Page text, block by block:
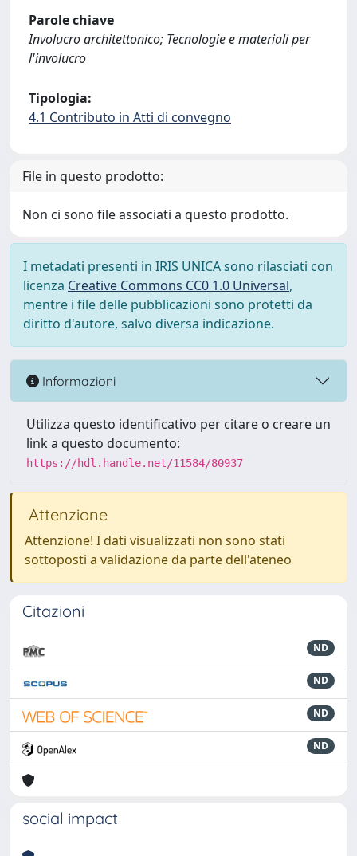
Parole chiave
Involucro architettonico; Tecnologie e materiali per
l'involucro
Tipologia:
4.1 Contributo in Atti di convegno
File in questo prodotto:
Non ci sono file associati a questo prodotto.
I metadati presenti in IRIS UNICA sono rilasciati con
licenza Creative Commons CC0 1.0 Universal,
mentre i file delle pubblicazioni sono protetti da
diritto d'autore, salvo diversa indicazione.
Informazioni
Utilizza questo identificativo per citare o creare un
link a questo documento:
https://hdl.handle.net/11584/80937
Attenzione
Attenzione! I dati visualizzati non sono stati
sottoposti a validazione da parte dell'ateneo
Citazioni
ND
ND
ND
ND
social impact